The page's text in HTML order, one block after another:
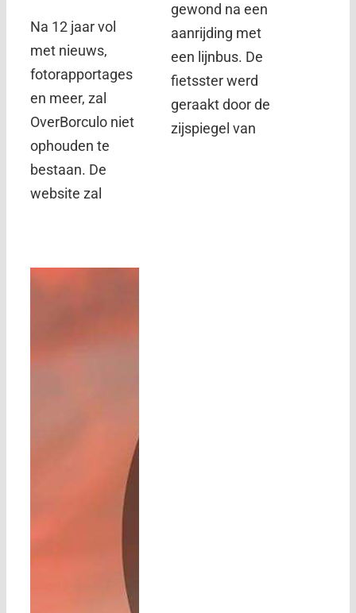
Na 12 jaar vol
met nieuws,
fotorapportages
en meer, zal
OverBorculo niet
ophouden te
bestaan. De
website zal
gewond na een
aanrijding met
een lijnbus. De
fietsster werd
geraakt door de
zijspiegel van